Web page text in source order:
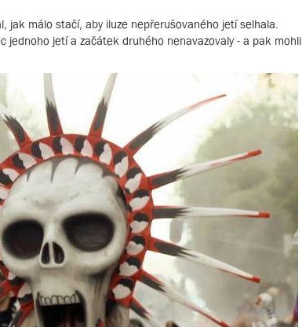
jak málo stačí, aby iluze nepřerušovaného jetí selhala.
jednoho jetí a začátek druhého nenavazovaly - a pak mohli